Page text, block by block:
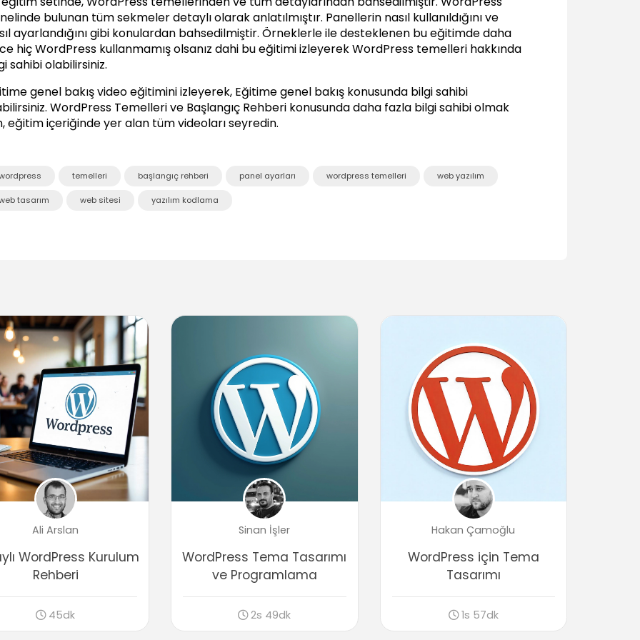
ve ipuçları
29:26
Görsel ekleme ve düzenleme
11:17
bulunan tüm sekmeler detaylı olarak anlatılmıştır. Panellerin nasıl kullanıldığını ve
ayarlandığını gibi konulardan bahsedilmiştir. Örneklerle ile desteklenen bu eğitimde daha
hiç WordPress kullanmamış olsanız dahi bu eğitimi izleyerek WordPress temelleri hakkında
sahibi olabilirsiniz.
genel bakış video eğitimini izleyerek, Eğitime genel bakış konusunda bilgi sahibi
WordPress Temelleri ve Başlangıç Rehberikonusunda daha fazla bilgi sahibi olmak
eğitim içeriğinde yer alan tüm videoları seyredin.
temelleri başlangıç rehberi panel ayarları wordpress temelleri web yazılım
tasarım web sitesi yazılım kodlama
Ali Arslan
WordPress Kurulum
Rehberi
45dk
Sinan İşler
WordPress Tema Tasarımı
ve Programlama
2s 49dk
Hakan Çamoğlu
WordPress için Tema
Tasarımı
1s 57dk